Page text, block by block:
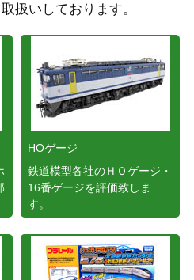
扱いしております。
HOゲージ
鉄道模型各社のＨＯゲージ・
16番ゲージを評価致しま
す。